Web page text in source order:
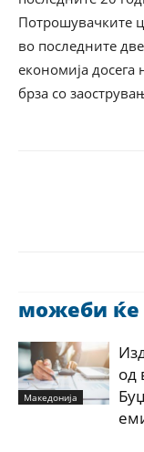
Потрошувачките
во последните
економија
брза со
можеби ќе
Македонија
од